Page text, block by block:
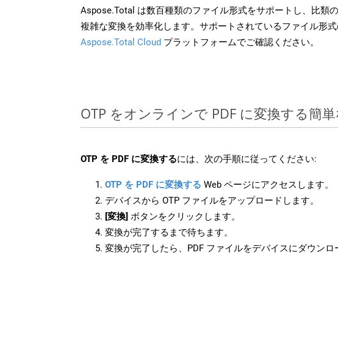
Aspose.Total は数百種類のファイル形式をサポートし、比類
複雑な変換を効率化します。サポートされているファイル形式
Aspose.Total Cloud プラットフォームでご確認ください。
OTP をオンラインで PDF に変換する簡
OTP を PDF に変換するには、次の手順に従ってください:
OTP を PDF に変換する Web ページにアクセスします。
デバイスから OTP ファイルをアップロードします。
[変換] ボタンをクリックします。
変換が完了するまで待ちます。
変換が完了したら、PDF ファイルをデバイスにダウンロ